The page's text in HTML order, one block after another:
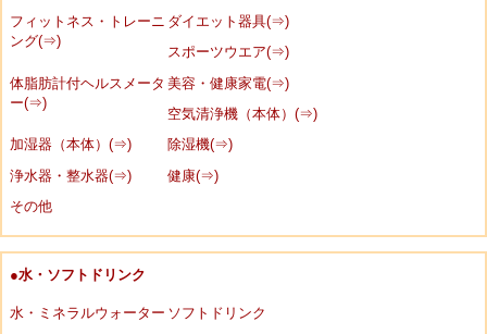
フィットネス・トレーニ
ング(⇒)
ダイエット器具(⇒)
スポーツウエア(⇒)
体脂肪計付ヘルスメータ
ー(⇒)
美容・健康家電(⇒)
空気清浄機（本体）(⇒)
加湿器（本体）(⇒)
除湿機(⇒)
浄水器・整水器(⇒)
健康(⇒)
その他
●水・ソフトドリンク
水・ミネラルウォーター ソフトドリンク